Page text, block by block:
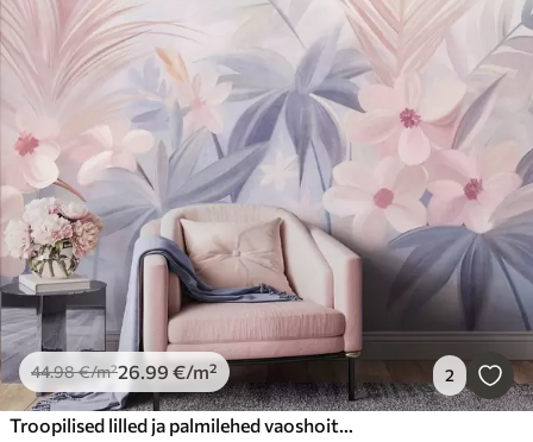
44.98€/m²26.99 €/m² 2
Troopilised lilled ja palmilehed vaoshoitud sinistes ja roosades toonides, maalistiilis